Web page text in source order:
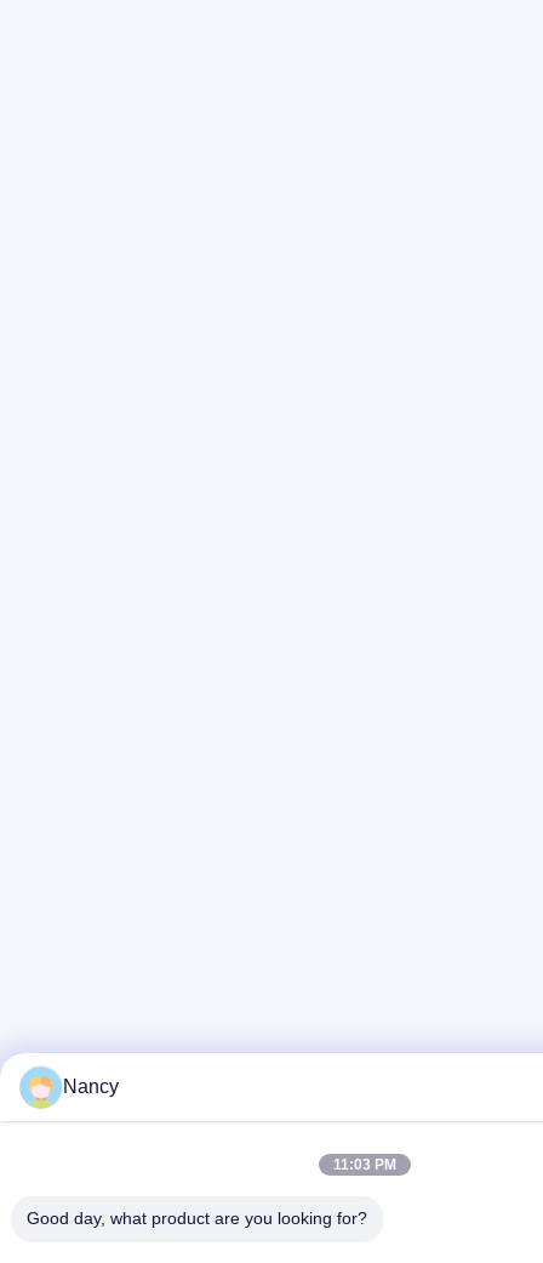
Nancy
11:03 PM
Good day, what product are you looking for?